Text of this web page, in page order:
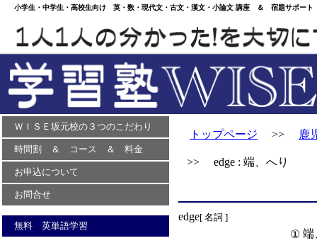
小学生・中学生・高校生向け 英・数・現代文・古文・漢文・小論文 講座 ＆ 宿題サポー
ＷＩＳＥ坂元校の３つのこだわり
時間割 ＆ コース ＆ 料金
お申込について
お問合せ
無料 英単語学習
トップページ >> 鹿
>> edge : 端、へり
edge[ 名詞 ]
① 端